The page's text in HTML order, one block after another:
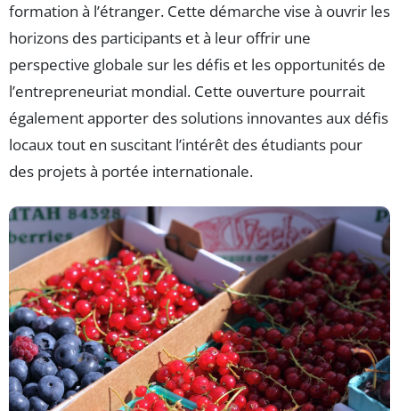
formation à l’étranger. Cette démarche vise à ouvrir les
horizons des participants et à leur offrir une
perspective globale sur les défis et les opportunités de
l’entrepreneuriat mondial. Cette ouverture pourrait
également apporter des solutions innovantes aux défis
locaux tout en suscitant l’intérêt des étudiants pour
des projets à portée internationale.